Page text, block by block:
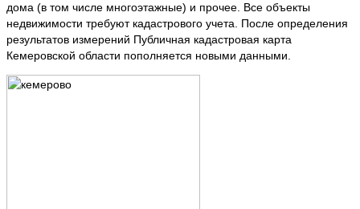
дома (в том числе многоэтажные) и прочее. Все объекты
недвижимости требуют кадастрового учета. После определения
результатов измерений Публичная кадастровая карта
Кемеровской области пополняется новыми данными.